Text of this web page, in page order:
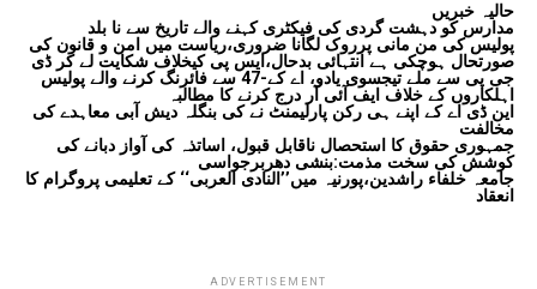
حالیہ خبریں
مدارس کو دہشت گردی کی فیکٹری کہنے والے تاریخ سے نا بلد
پولیس کی من مانی پرروک لگانا ضروری،ریاست میں امن و قانون کی
صورتحال ہوچکی ہے انتہائی بدحال،ایس پی کیخلاف شکایت لے کر ڈی
جی پی سے ملے تیجسوی یادو، اے کے-47 سے فائرنگ کرنے والے پولیس
اہلکاروں کے خلاف ایف آئی آر درج کرنے کا مطالبہ
این ڈی اے کے اپنے ہی رکن پارلیمنٹ نے کی بنگلہ دیش آبی معاہدے کی
مخالفت
جمہوری حقوق کا استحصال ناقابل قبول، اساتذہ کی آواز دبانے کی
کوشش کی سخت مذمت:بنشی دھربرجواسی
جامعہ خلفاء راشدین،پورنیہ میں’’النادی العربی‘‘ کے تعلیمی پروگرام کا
انعقاد
ADVERTISEMENT